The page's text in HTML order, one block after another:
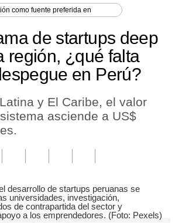
como fuente preferida en
de startups deep
región, ¿qué falta
en Perú?
y El Caribe, el valor
asciende a US$